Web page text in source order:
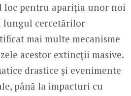
loc pentru apariția unor noi
lungul cercetărilor
mai multe mecanisme
acestor extincții masive.
drastice și evenimente
până la impacturi cu